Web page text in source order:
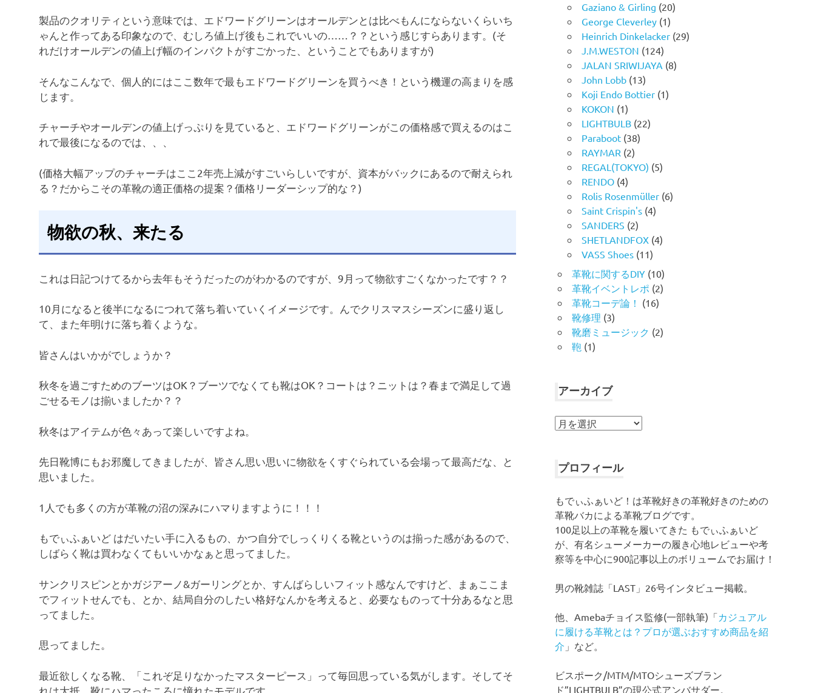
製品のクオリティという意味では、エドワードグリーンはオールデンとは比べもんにならないくらいち
ゃんと作ってある印象なので、むしろ値上げ後もこれでいいの……？？という感じすらあります。(そ
れだけオールデンの値上げ幅のインパクトがすごかった、ということでもありますが)
そんなこんなで、個人的にはここ数年で最もエドワードグリーンを買うべき！という機運の高まりを感
じます。
チャーチやオールデンの値上げっぷりを見ていると、エドワードグリーンがこの価格感で買えるのはこ
れで最後になるのでは、、、
(価格大幅アップのチャーチはここ2年売上減がすごいらしいですが、資本がバックにあるので耐えられ
る？だからこその革靴の適正価格の提案？価格リーダーシップ的な？)
物欲の秋、来たる
これは日記つけてるから去年もそうだったのがわかるのですが、9月って物欲すごくなかったです？？
10月になると後半になるにつれて落ち着いていくイメージです。んでクリスマスシーズンに盛り返し
て、また年明けに落ち着くような。
皆さんはいかがでしょうか？
秋冬を過ごすためのブーツはOK？ブーツでなくても靴はOK？コートは？ニットは？春まで満足して過
ごせるモノは揃いましたか？？
秋冬はアイテムが色々あって楽しいですよね。
先日靴博にもお邪魔してきましたが、皆さん思い思いに物欲をくすぐられている会場って最高だな、と
思いました。
1人でも多くの方が革靴の沼の深みにハマりますように！！！
もでぃふぁいど はだいたい手に入るもの、かつ自分でしっくりくる靴というのは揃った感があるので、
しばらく靴は買わなくてもいいかなぁと思ってました。
サンクリスピンとかガジアーノ&ガーリングとか、すんばらしいフィット感なんですけど、まぁここま
でフィットせんでも、とか、結局自分のしたい格好なんかを考えると、必要なものって十分あるなと思
ってました。
思ってました。
最近欲しくなる靴、「これぞ足りなかったマスターピース」って毎回思っている気がします。そしてそ
れは大抵、靴にハマったころに憧れたモデルです。
Gaziano & Girling (20)
George Cleverley (1)
Heinrich Dinkelacker (29)
J.M.WESTON (124)
JALAN SRIWIJAYA (8)
John Lobb (13)
Koji Endo Bottier (1)
KOKON (1)
LIGHTBULB (22)
Paraboot (38)
RAYMAR (2)
REGAL(TOKYO) (5)
RENDO (4)
Rolis Rosenmüller (6)
Saint Crispin's (4)
SANDERS (2)
SHETLANDFOX (4)
VASS Shoes (11)
革靴に関するDIY (10)
革靴イベントレポ (2)
革靴コーデ論！ (16)
靴修理 (3)
靴磨ミュージック (2)
鞄 (1)
アーカイブ
ア
イ
プロフィール
もでぃふぁいど！は革靴好きの革靴好きのための
革靴バカによる革靴ブログです。
100足以上の革靴を履いてきた もでぃふぁいど
が、有名シューメーカーの履き心地レビューや考
察等を中心に900記事以上のボリュームでお届け！
男の靴雑誌「LAST」26号インタビュー掲載。
他、Amebaチョイス監修(一部執筆)「カジュアル
に履ける革靴とは？プロが選ぶおすすめ商品を紹
介 」など。
ビスポーク/MTM/MTOシューズブラン
ド”LIGHTBULB”の現公式アンバサダー。